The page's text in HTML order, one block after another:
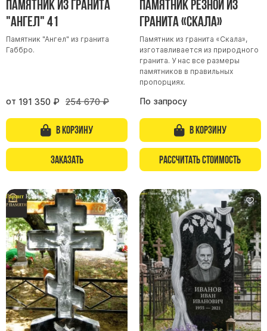
Памятник из гранита
"Ангел" 41
Памятник "Ангел" из гранита
Габбро.
от 191 350 ₽ 254 670 ₽
В корзину
Заказать
Памятник резной из
гранита «Скала»
Памятник из гранита «Скала»,
изготавливается из природного
гранита. У нас все размеры
памятников в правильных
пропорциях.
По запросу
В корзину
Рассчитать стоимость